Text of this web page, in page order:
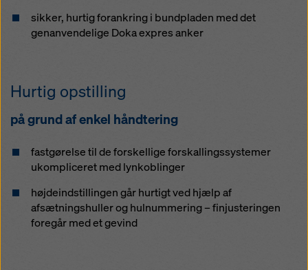
sikker, hurtig forankring i bundpladen med det
genanvendelige Doka expres anker
Hurtig opstilling
på grund af enkel håndtering
fastgørelse til de forskellige forskallingssystemer
ukompliceret med lynkoblinger
højdeindstillingen går hurtigt ved hjælp af
afsætningshuller og hulnummering – finjusteringen
foregår med et gevind
nederst på dette websted og bruge de tilsvarende
afkrydsningsfelter. Du kan til enhver tid tilbagekalde
vores privatlivspolitik. Vi giver dig også mulighed for
cookieindstillinger).